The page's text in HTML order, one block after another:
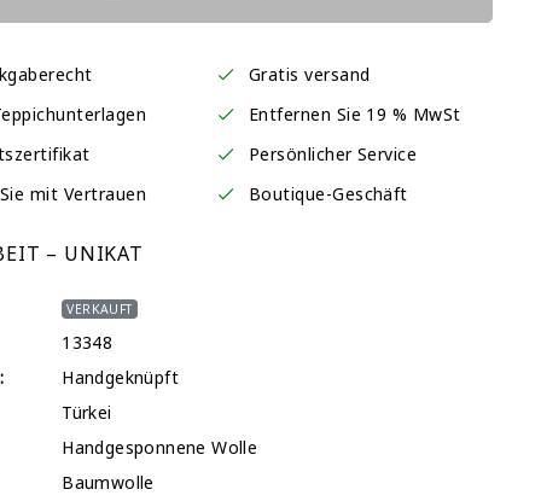
Gratis versand
Entfernen Sie 19 % MwSt
Persönlicher Service
mit Vertrauen
Boutique-Geschäft
– UNIKAT
VERKAUFT
13348
Handgeknüpft
Türkei
Handgesponnene Wolle
Baumwolle